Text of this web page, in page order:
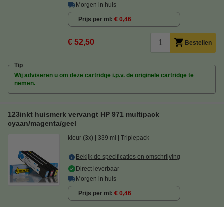
Morgen in huis
Prijs per ml € 0,46
€ 52,50 Bestellen
Tip
Wij adviseren u om deze cartridge i.p.v. de originele cartridge te
nemen.
123inkt huismerk vervangt HP 971 multipack
cyaan/magenta/geel
kleur (3x) 339 ml Triplepack
Bekijk de specificaties en omschrijving
Direct leverbaar
Morgen in huis
Prijs per ml € 0,46